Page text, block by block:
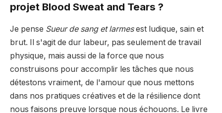
projet Blood Sweat and Tears ?
Je pense Sueur de sang et larmesest ludique, sain et
brut. Il s'agit de dur labeur, pas seulement de travail
physique, mais aussi de la force que nous
construisons pour accomplir les tâches que nous
détestons vraiment, de l'amour que nous mettons
dans nos pratiques créatives et de la résilience dont
nous faisons preuve lorsque nous échouons. Le livre